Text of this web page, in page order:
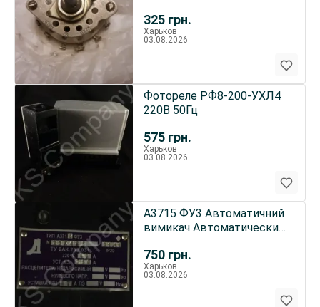
325 грн.
Харьков
03.08.2026
575 грн.
Фотореле РФ8-200-УХЛ4
220В 50Гц
Харьков
03.08.2026
750 грн.
А3715 ФУ3 Автоматичний
вимикач Автоматический
Харьков
03.08.2026